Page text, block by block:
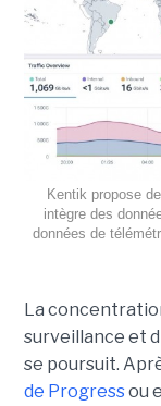
Kentik propose
intègre des
données de
La
surveillance et
se poursuit.
de Progressou